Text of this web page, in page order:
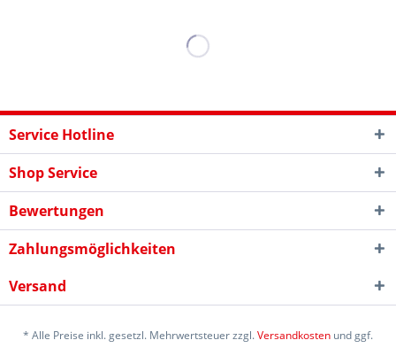
Service Hotline
Shop Service
Bewertungen
Zahlungsmöglichkeiten
Versand
* Alle Preise inkl. gesetzl. Mehrwertsteuer zzgl.Versandkosten und ggf.